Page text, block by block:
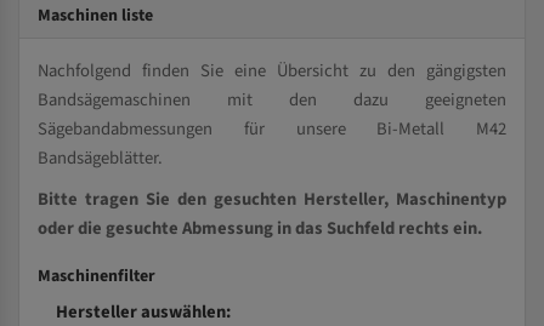
Maschinen liste
Nachfolgend finden Sie eine Übersicht zu den gängigsten
Bandsägemaschinen mit den dazu geeigneten
Sägebandabmessungen für unsere Bi-Metall M42
Bandsägeblätter.
Bitte tragen Sie den gesuchten Hersteller, Maschinentyp
oder die gesuchte Abmessung in das Suchfeld rechts ein.
Maschinenfilter
Hersteller auswählen: